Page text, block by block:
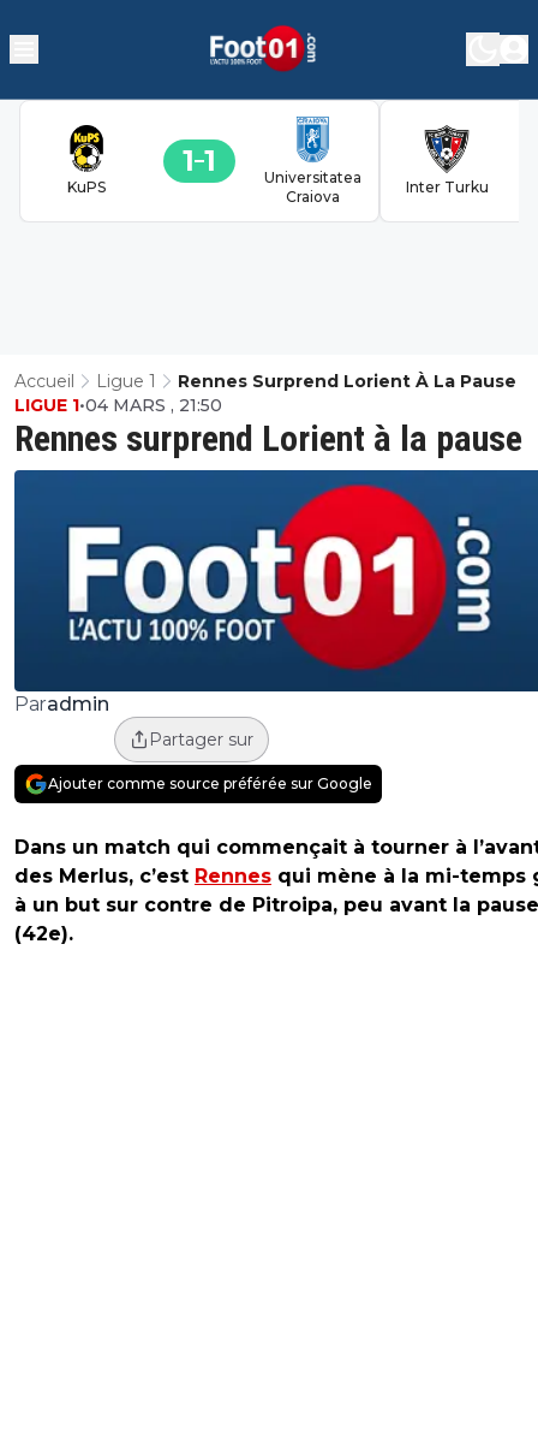
KuPS
1 1
Universitatea
Craiova
Inter Turku
Accueil Ligue 1 Rennes Surprend Lorient À La Pause
Rennes surprend Lorient à la pause
LIGUE 1•04 MARS , 21:50
Paradmin
Partager sur
Ajouter comme source préférée sur Google
Dans un match qui commençait à tourner à
des Merlus, c’est Rennes qui mène à la mi-temps
à un but sur contre de Pitroipa, peu avant la pause
(42e).